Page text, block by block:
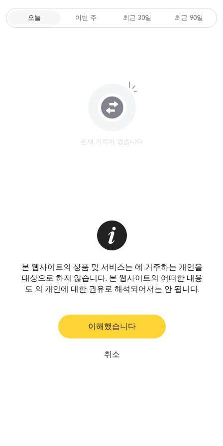
오늘 이번 주 최근 30일 최근 90일
현재 기록이 없습니다
본 웹사이트의 상품 및 서비스는 에 거주하는 개인을
대상으로 하지 않습니다. 본 웹사이트의 어떠한 내용
도 의 개인에 대한 권유로 해석되어서는 안 됩니다.
이해했습니다
취소